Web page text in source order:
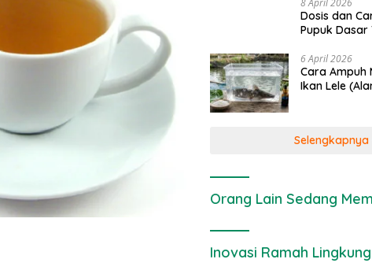
8 April 2026
Dosis dan
Pupuk
6 April 2026
Cara Ampuh
Ikan Lele
Selengkapnya
Orang Lain Sedang
Inovasi Ramah